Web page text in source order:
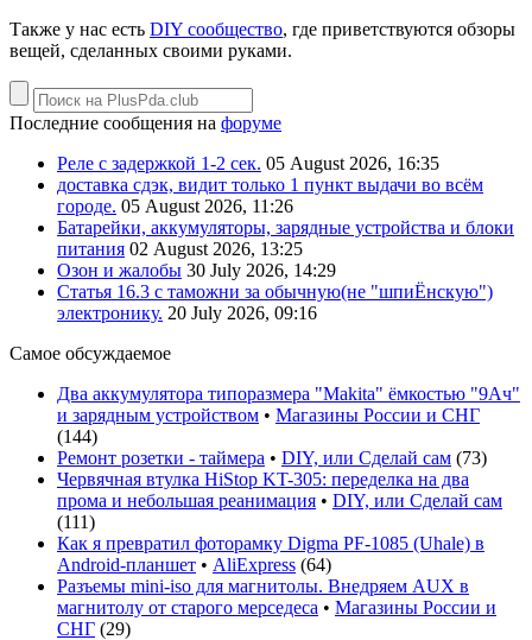
Также у нас есть DIY сообщество, где приветствуются обзоры
вещей, сделанных своими руками.
Последние сообщения на форуме
Реле с задержкой 1-2 сек. 05 August 2026, 16:35
доставка сдэк, видит только 1 пункт выдачи во всём
городе. 05 August 2026, 11:26
Батарейки, аккумуляторы, зарядные устройства и блоки
питания 02 August 2026, 13:25
Озон и жалобы 30 July 2026, 14:29
Статья 16.3 с таможни за обычную(не "шпиЁнскую")
электронику. 20 July 2026, 09:16
Самое обсуждаемое
Два аккумулятора типоразмера "Makita" ёмкостью "9Ач"
и зарядным устройством • Магазины России и СНГ
(144)
Ремонт розетки - таймера • DIY, или Сделай сам (73)
Червячная втулка HiStop KT-305: переделка на два
прома и небольшая реанимация • DIY, или Сделай сам
(111)
Как я превратил фоторамку Digma PF-1085 (Uhale) в
Android-планшет • AliExpress (64)
Разъемы mini-iso для магнитолы. Внедряем AUX в
магнитолу от старого мерседеса • Магазины России и
СНГ (29)